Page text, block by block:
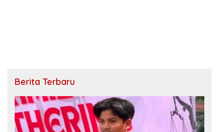
Berita Terbaru